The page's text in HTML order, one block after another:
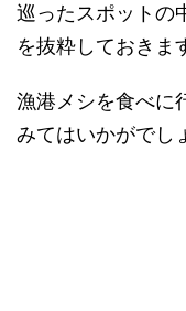
巡ったスポットの
を抜粋しておきま
漁港メシを食べに
みてはいかがでし